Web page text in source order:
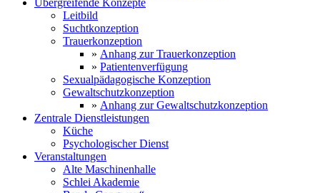
Leitbild
Suchtkonzeption
Trauerkonzeption
» Anhang zur Trauerkonzeption
» Patientenverfügung
Sexualpädagogische Konzeption
Gewaltschutzkonzeption
» Anhang zur Gewaltschutzkonzeption
Zentrale Dienstleistungen
Küche
Psychologischer Dienst
Veranstaltungen
Alte Maschinenhalle
Schlei Akademie